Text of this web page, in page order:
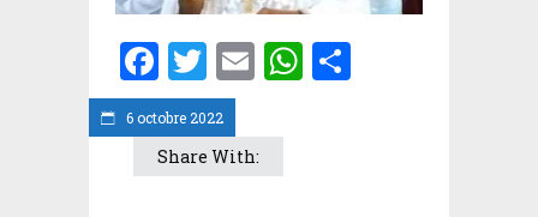
6 octobre 2022
Facebook
Twitter
EmailWhatsApp
Share With: